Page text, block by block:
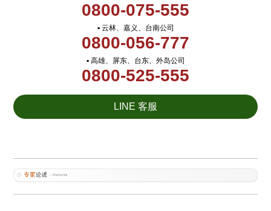
0800-075-555
▪ 云林、嘉义、台南公司
0800-056-777
▪ 高雄、屏东、台东、外岛公司
0800-525-555
LINE 客服